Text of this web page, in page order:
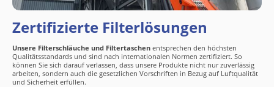
Zertifizierte Filterlösungen
Unsere Filterschläuche und Filtertaschen entsprechen den höchsten
Qualitätsstandards und sind nach internationalen Normen zertifiziert. So
können Sie sich darauf verlassen, dass unsere Produkte nicht nur zuverlässig
arbeiten, sondern auch die gesetzlichen Vorschriften in Bezug auf Luftqualität
und Sicherheit erfüllen.